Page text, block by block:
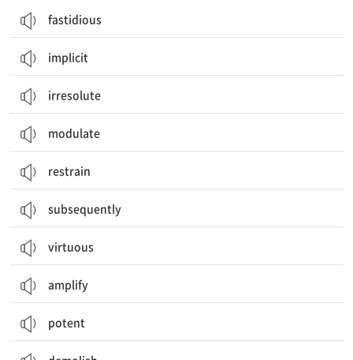
fastidious
implicit
irresolute
modulate
restrain
subsequently
virtuous
amplify
potent